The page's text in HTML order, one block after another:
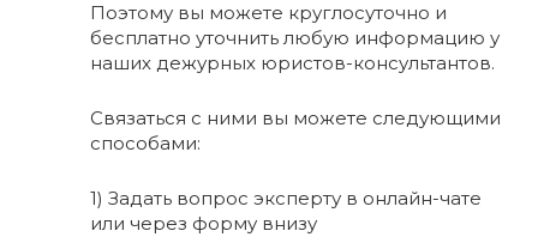
Поэтому вы можете круглосуточно и
бесплатно уточнить любую информацию у
наших дежурных юристов-консультантов.
Связаться с ними вы можете следующими
способами:
1) Задать вопрос эксперту в онлайн-чате
или через форму внизу